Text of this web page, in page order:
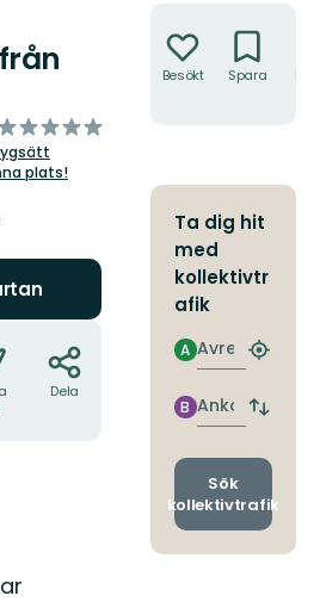
plats!
Dela
Besökt Spara
Ta dig hit
med
kollektivtr
afik
Avresa
A
Hitta
Ankomst
B
Byt
och
Sök
kollektivtrafik